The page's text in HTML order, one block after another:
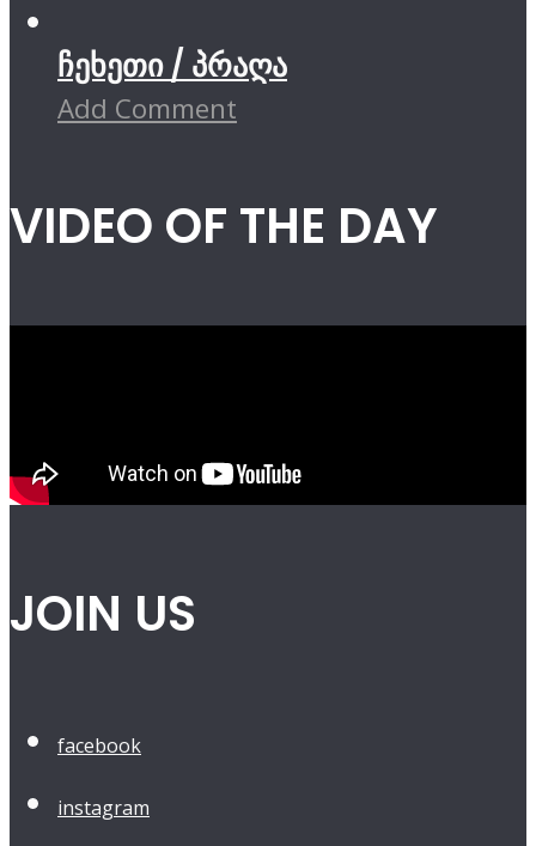
ჩეხეთი / პრაღა
Add Comment
VIDEO OF THE DAY
JOIN US
facebook
instagram